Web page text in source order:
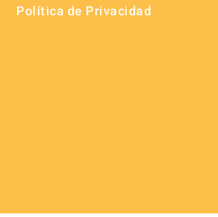
Política de Privacidad